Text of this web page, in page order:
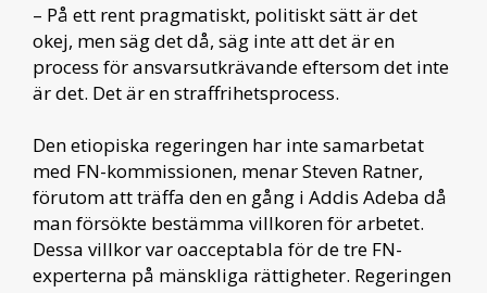
– På ett rent pragmatiskt, politiskt sätt är det
okej, men säg det då, säg inte att det är en
process för ansvarsutkrävande eftersom det inte
är det. Det är en straffrihetsprocess.
Den etiopiska regeringen har inte samarbetat
med FN-kommissionen, menar Steven Ratner,
förutom att träffa den en gång i Addis Adeba då
man försökte bestämma villkoren för arbetet.
Dessa villkor var oacceptabla för de tre FN-
experterna på mänskliga rättigheter. Regeringen